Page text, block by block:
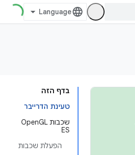
בדף הזה
טעינת הדרייבר
שכבות OpenGL
ES
הפעלת שכבות